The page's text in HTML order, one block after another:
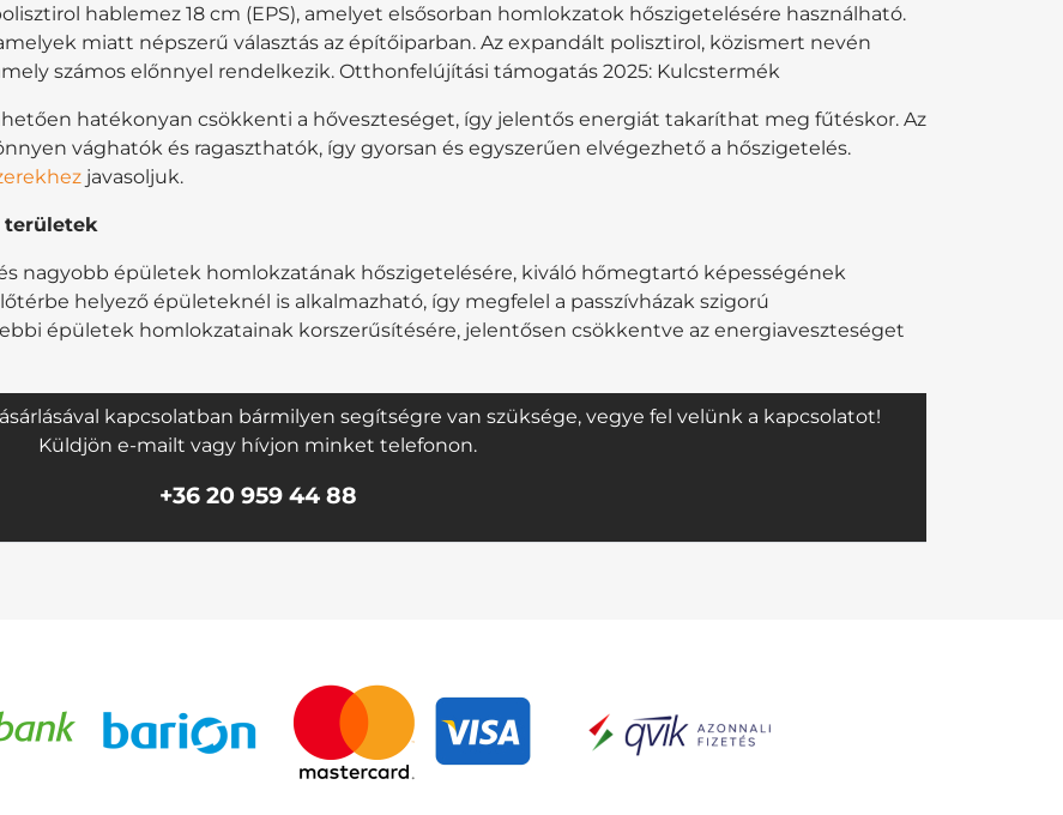
hablemez 18 cm (EPS), amelyet elsősorban homlokzatok hőszigetelésére használható.
miatt népszerű választás az építőiparban. Az expandált polisztirol, közismert nevén
számos előnnyel rendelkezik. Otthonfelújítási támogatás 2025: Kulcstermék
hatékonyan csökkenti a hőveszteséget, így jelentős energiát takaríthat meg fűtéskor. Az
vághatók és ragaszthatók, így gyorsan és egyszerűen elvégezhető a hőszigetelés.
javasoljuk.
területek
és nagyobb épületek homlokzatának hőszigetelésére, kiváló hőmegtartó képességének
helyező épületeknél is alkalmazható, így megfelel a passzívházak szigorú
épületek homlokzatainak korszerűsítésére, jelentősen csökkentve az energiaveszteséget
kapcsolatban bármilyen segítségre van szüksége, vegye fel velünk a kapcsolatot!
Küldjön e-mailt vagy hívjon minket telefonon.
+36 20 959 44 88